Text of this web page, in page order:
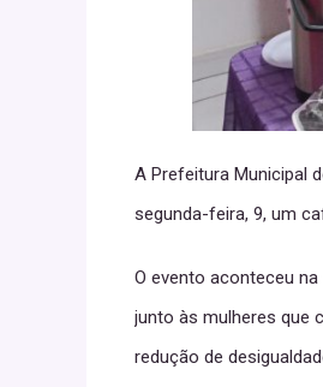
A Prefeitura Municipal
segunda-feira, 9, um
O evento aconteceu
junto às mulheres que
redução de